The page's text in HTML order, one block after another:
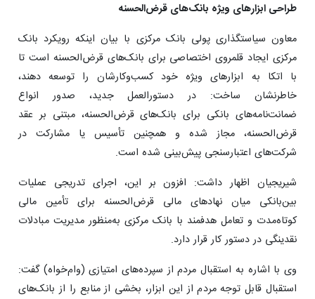
طراحی ابزارهای ویژه بانک‌های قرض‌الحسنه
معاون سیاستگذاری پولی بانک مرکزی با بیان اینکه رویکرد بانک
مرکزی ایجاد قلمروی اختصاصی برای بانک‌های قرض‌الحسنه است تا
با اتکا به ابزارهای ویژه خود کسب‌وکارشان را توسعه دهند،
خاطرنشان ساخت: در دستورالعمل جدید، صدور انواع
ضمانت‌نامه‌های بانکی برای بانک‌های قرض‌الحسنه، مبتنی بر عقد
قرض‌الحسنه، مجاز شده و همچنین تأسیس یا مشارکت در
شرکت‌های اعتبارسنجی پیش‌بینی شده است.
شیریجیان اظهار داشت: افزون بر این، اجرای تدریجی عملیات
بین‌بانکی میان نهادهای مالی قرض‌الحسنه برای تأمین مالی
کوتاه‌مدت و تعامل هدفمند با بانک مرکزی به‌منظور مدیریت مبادلات
نقدینگی در دستور کار قرار دارد.
وی با اشاره به استقبال مردم از سپرده‌های امتیازی (وام‌خواه) گفت:
استقبال قابل‌ توجه مردم از این ابزار، بخشی از منابع را از بانک‌های